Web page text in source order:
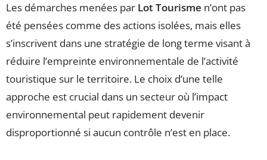
Les démarches menées par Lot Tourisme n’ont pas
été pensées comme des actions isolées, mais elles
s’inscrivent dans une stratégie de long terme visant à
réduire l’empreinte environnementale de l’activité
touristique sur le territoire. Le choix d’une telle
approche est crucial dans un secteur où l’impact
environnemental peut rapidement devenir
disproportionné si aucun contrôle n’est en place.